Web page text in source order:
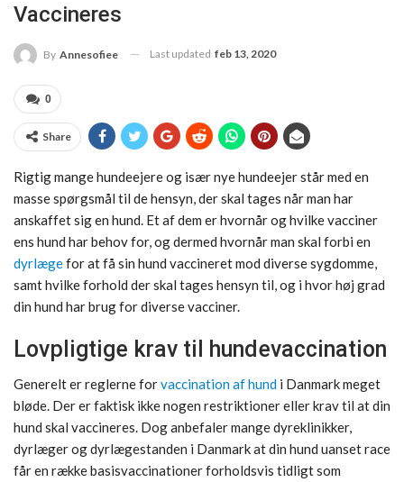
Vaccineres
By Annesofiee Last updated feb 13, 2020
0
Share
Rigtig mange hundeejere og især nye hundeejer står med en
masse spørgsmål til de hensyn, der skal tages når man har
anskaffet sig en hund. Et af dem er hvornår og hvilke vacciner
ens hund har behov for, og dermed hvornår man skal forbi en
dyrlægefor at få sin hund vaccineret mod diverse sygdomme,
samt hvilke forhold der skal tages hensyn til, og i hvor høj grad
din hund har brug for diverse vacciner.
Lovpligtige krav til hundevaccination
Generelt er reglerne forvaccination af hund i Danmark meget
bløde. Der er faktisk ikke nogen restriktioner eller krav til at din
hund skal vaccineres. Dog anbefaler mange dyreklinikker,
dyrlæger og dyrlægestanden i Danmark at din hund uanset race
får en række basisvaccinationer forholdsvis tidligt som